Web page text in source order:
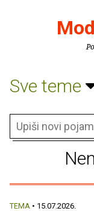
Sve teme
TEMA • 15.07.2026.